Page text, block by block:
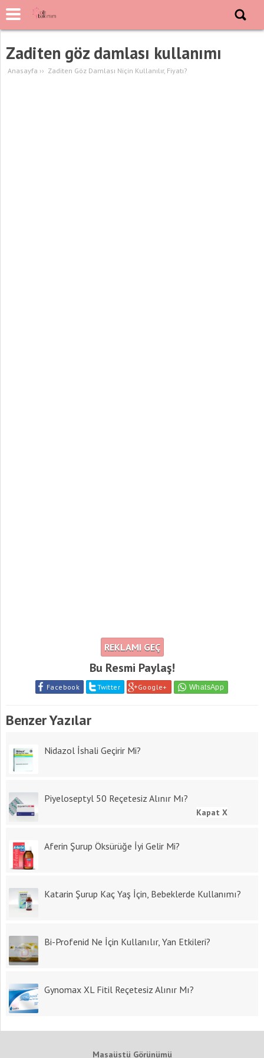
Zaditen göz damlası kullanımı
Anasayfa ›› Zaditen Göz Damlası Niçin Kullanılır, Fiyatı?
REKLAMI GEÇ
Bu Resmi Paylaş!
Facebook Twitter Google+
Benzer Yazılar
Nidazol İshali Geçirir Mi?
Piyeloseptyl 50 Reçetesiz Alınır Mı?
Aferin Şurup Öksürüğe İyi Gelir Mi?
Katarin Şurup Kaç Yaş İçin, Bebeklerde Kullanımı?
Bi-Profenid Ne İçin Kullanılır, Yan Etkileri?
Gynomax XL Fitil Reçetesiz Alınır Mı?
Masaüstü Görünümü
Kapat X